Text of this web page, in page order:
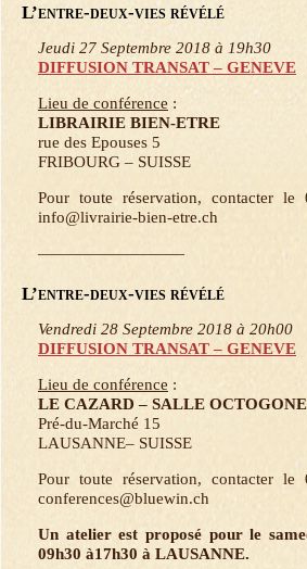
L’entre-deux-vies révélé
Jeudi 27 Septembre 2018 à 19h30
DIFFUSION TRANSAT – GENEVE
Lieu de conférence :
LIBRAIRIE BIEN-ETRE
rue des Epouses 5
FRIBOURG – SUISSE
Pour toute réservation, contacter
info@livrairie-bien-etre.ch
—————————
L’entre-deux-vies révélé
Vendredi 28 Septembre 2018 à 20h00
DIFFUSION TRANSAT – GENEVE
Lieu de conférence :
LE CAZARD – SALLE OCTOGONE
Pré-du-Marché 15
LAUSANNE– SUISSE
Pour toute réservation, contacter
conferences@bluewin.ch
Un atelier est proposé pour le
09h30 à17h30 à LAUSANNE.